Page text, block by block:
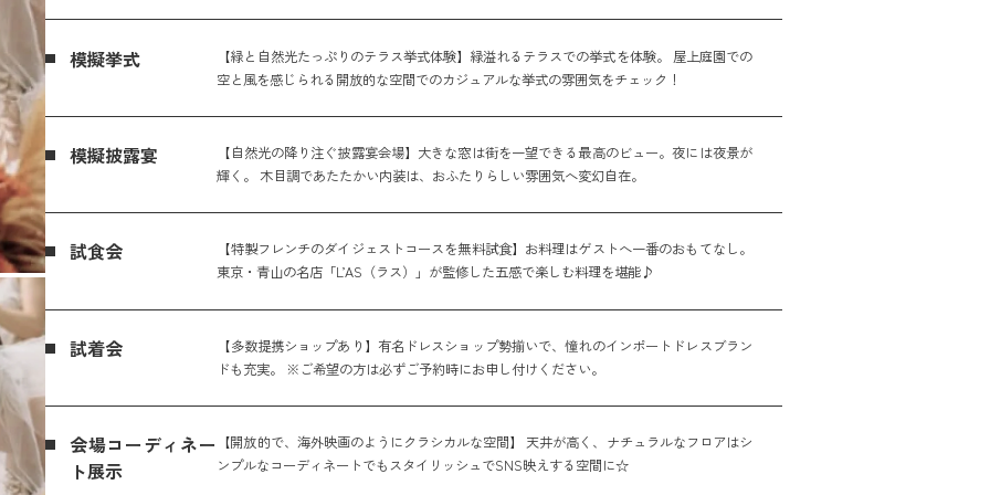
模擬挙式
【緑と自然光たっぷりのテラス挙式体験】緑溢れるテラスでの挙式を体験。 屋上庭園での
空と風を感じられる開放的な空間でのカジュアルな挙式の雰囲気をチェック！
模擬披露宴
【自然光の降り注ぐ披露宴会場】大きな窓は街を一望できる最高のビュー。夜には夜景が
輝く。 木目調であたたかい内装は、おふたりらしい雰囲気へ変幻自在。
試食会
【特製フレンチのダイジェストコースを無料試食】お料理はゲストへ一番のおもてなし。
東京・青山の名店「L’AS（ラス）」が監修した五感で楽しむ料理を堪能♪
試着会
【多数提携ショップあり】有名ドレスショップ勢揃いで、憧れのインポートドレスブラン
ドも充実。 ※ご希望の方は必ずご予約時にお申し付けください。
会場コーディネー
ト展示
【開放的で、海外映画のようにクラシカルな空間】 天井が高く、ナチュラルなフロアはシ
ンプルなコーディネートでもスタイリッシュでSNS映えする空間に☆